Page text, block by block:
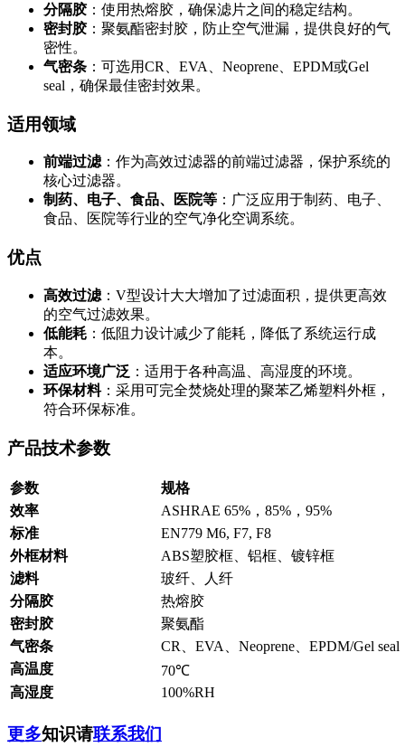
分隔胶：使用热熔胶，确保滤片之间的稳定结构。
密封胶：聚氨酯密封胶，防止空气泄漏，提供良好的气
密性。
气密条 ：可选用CR、EVA、Neoprene、EPDM或Gel
seal，确保最佳密封效果。
适用领域
前端过滤 ：作为高效过滤器的前端过滤器，保护系统的
核心过滤器。
制药、电子、食品、医院等 ：广泛应用于制药、电子、
食品、医院等行业的空气净化空调系统。
优点
高效过滤 ：V型设计大大增加了过滤面积，提供更高效
的空气过滤效果。
低能耗 ：低阻力设计减少了能耗，降低了系统运行成
本。
适应环境广泛 ：适用于各种高温、高湿度的环境。
环保材料：采用可完全焚烧处理的聚苯乙烯塑料外框，
符合环保标准。
产品技术参数
参数
规格
效率
ASHRAE 65%，85%，95%
标准
EN779 M6, F7, F8
外框材料
ABS塑胶框、铝框、镀锌框
滤料
玻纤、人纤
分隔胶
热熔胶
密封胶
聚氨酯
气密条
CR、EVA、Neoprene、EPDM/Gel seal
高温度
70℃
高湿度
100%RH
更多知识请联系我们